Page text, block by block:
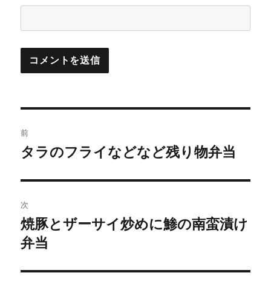
稿
ビ
ゲ
ー
シ
前
前
投
稿:
タラのフライなどなど残り物弁当
次
次
の
稿:
焼豚とザーサイ炒めに鯵の南蛮漬け
弁当